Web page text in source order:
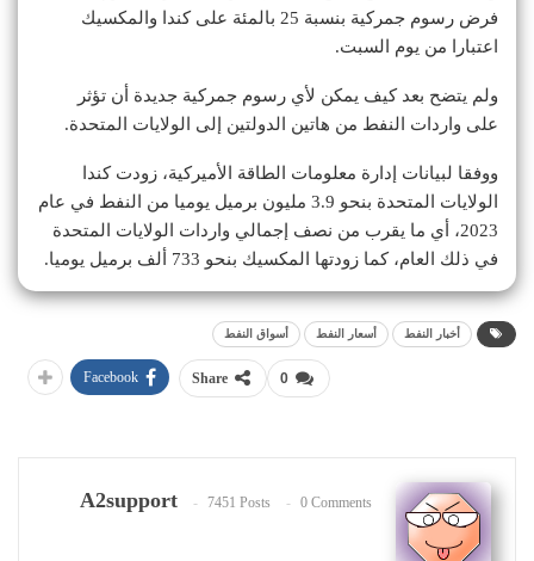
فرض رسوم جمركية بنسبة 25 بالمئة على كندا والمكسيك
اعتبارا من يوم السبت.
ولم يتضح بعد كيف يمكن لأي رسوم جمركية جديدة أن تؤثر
على واردات النفط من هاتين الدولتين إلى الولايات المتحدة.
ووفقا لبيانات إدارة معلومات الطاقة الأميركية، زودت كندا
الولايات المتحدة بنحو 3.9 مليون برميل يوميا من النفط في عام
2023، أي ما يقرب من نصف إجمالي واردات الولايات المتحدة
في ذلك العام، كما زودتها المكسيك بنحو 733 ألف برميل يوميا.
أخبار النفط أسعار النفط أسواق النفط
0
Share
Facebook
A2support 7451 Posts 0 Comments